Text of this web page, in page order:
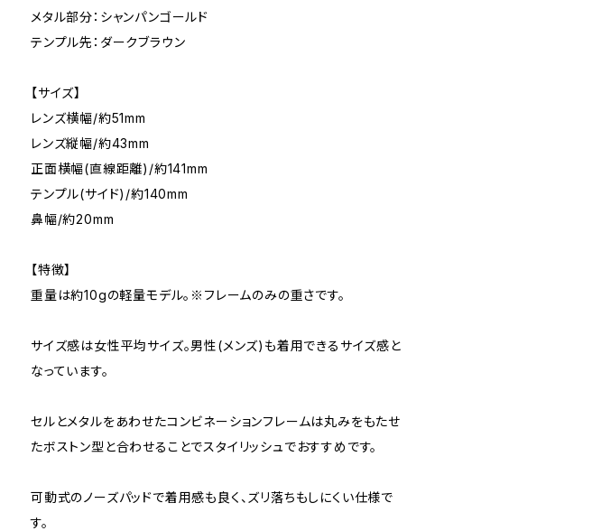
メタル部分：シャンパンゴールド
テンプル先：ダークブラウン
【サイズ】
レンズ横幅/約51mm
レンズ縦幅/約43mm
正面横幅(直線距離)/約141mm
テンプル(サイド)/約140mm
鼻幅/約20mm
【特徴】
重量は約10gの軽量モデル。※フレームのみの重さです。
サイズ感は女性平均サイズ。男性(メンズ)も着用できるサイズ感と
なっています。
セルとメタルをあわせたコンビネーションフレームは丸みをもたせ
たボストン型と合わせることでスタイリッシュでおすすめです。
可動式のノーズパッドで着用感も良く、ズリ落ちもしにくい仕様で
す。